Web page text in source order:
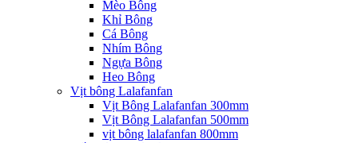
Mèo Bông
Khỉ Bông
Cá Bông
Nhím Bông
Ngựa Bông
Heo Bông
Vịt bông Lalafanfan
Vịt Bông Lalafanfan 300mm
Vịt Bông Lalafanfan 500mm
vịt bông lalafanfan 800mm